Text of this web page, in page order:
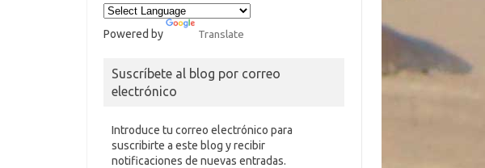
Powered by Translate
Suscríbete al blog por correo
electrónico
Introduce tu correo electrónico para
suscribirte a este blog y recibir
notificaciones de nuevas entradas.